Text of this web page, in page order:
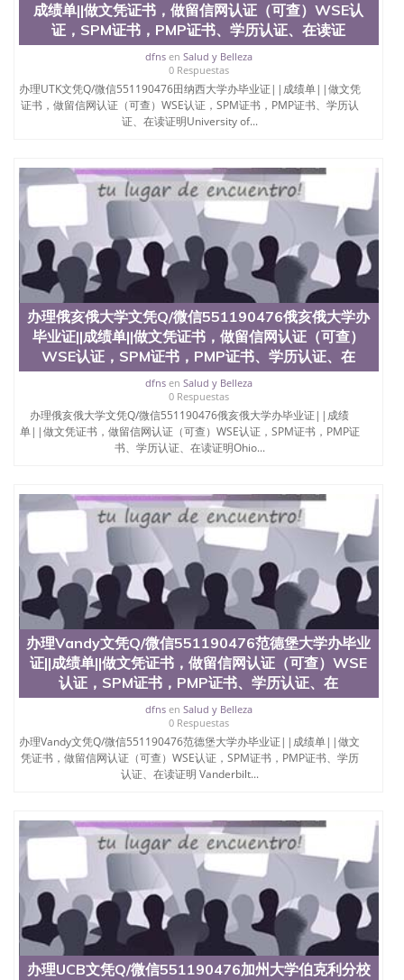
学院的毕业证成绩单所使用的材料，尺寸大小，防伪
结构（包括：水印，阴影底纹，钢印LOGO烫金烫
银，LOGO烫金烫银复合重叠。 文字图案浮雕，激光
镭射，紫外荧光，温感，复印防伪）都有原版本文凭
对照。质量得到了广大海外客户群体的认可，同时和
海外学校留学中介， 同时能做到与时俱进，及时掌握
各大院校的（毕业证，成绩单，资格证，学生卡，结
寸大小，纸张材质，防伪技术等等，并在时间收集到
原版实物，以求达到客户的需求。 我们的优势： 我
们在保证合理定价的同时，坚持较高性价比，通过品
质和效率不断优化，为您倾情诠释什么是高性价比。
咨询顾问：Sam q/微信:551190476 Q/微
信:551190476办理毕业证成绩单、教育部认证,录取通
知书，雅思，留学回国证明.
公司专业制作、办理、仿制、成绩单文凭、改成绩、
教育部学历学位认证、毕业证、成绩单、文凭、学历
文凭、假文凭假毕业证假学历书制作、假制作、办
理、仿制学位证书、毕业证文凭、文凭毕业证、毕业
证认证、留服认证、使馆认证、使馆证明、使馆留学
回国人员证明、留学生认证、学历认证、文凭认证学
位认证、留学生学历认证、留学生学位认证、英国文
凭学历、美国文凭学历、澳洲文凭学历、加拿大文凭
学历、新西兰学历认证等q:551190476 微信：
University）圣何塞州立大学毕业证（San Jose State
University）圣何塞州立大学成绩单（San Jose State
University）圣何塞州立大学成绩单（ San Jose State
University）圣何塞州立大学成绩单（San Jose State
University）成绩单圣何塞州立大学文凭（San Jose
State University）圣何塞州立大学（San Jose State
University）圣何塞州立大学（San Jose State
University）圣何塞州立大学（ San Jose State
University）圣何塞州立大学（San Jose State
University）圣何塞州立大学文凭（San Jose State
University）圣何塞州立大学文凭（San Jose State
University）文凭圣何塞州立大学文凭（San Jose
State University）圣何塞州立大学学历（ San Jose
State University）圣何塞州立大学学历（San Jose
State University）圣何塞州立大学学历（San Jose
State University）圣 塞州立大学学历（San Jose
State University）圣何塞州立大学（San Jose State
University）圣何塞州立大学（San Jose State
University）圣何塞州立大学（San Jose State
University）圣何塞州立大学学位证（San Jose State
University）圣何塞州立大学学位证（San Jose State
University）圣何塞州立大学学位证（San Jose State
University）圣何塞州立大学（San Jose State
University）圣何塞州立大学（San Jose State
University）圣何塞州立大学（San Jose State
University）圣何塞州立大学（San Jose State
University）圣何塞州立大学学位证（San Jose State
University）圣何塞州立大学学位证（San Jose State
成绩单||做文凭证书，做留信网认证（可查）WSE认
证，SPM证书，PMP证书、学历认证、在读证
dfnsen Salud y Belleza
0 Respuestas
办理UTK文凭Q/微信551190476田纳西大学办毕业证||成绩单||做文凭
证书，做留信网认证（可查）WSE认证，SPM证书，PMP证书、学历认
证、在读证明University of...
办理俄亥俄大学文凭Q/微信551190476俄亥俄大学办
毕业证||成绩单||做文凭证书，做留信网认证（可查）
WSE认证，SPM证书，PMP证书、学历认证、在
dfnsen Salud y Belleza
0 Respuestas
办理俄亥俄大学文凭Q/微信551190476俄亥俄大学办毕业证||成绩
单||做文凭证书，做留信网认证（可查）WSE认证，SPM证书，PMP证
书、学历认证、在读证明Ohio...
办理Vandy文凭Q/微信551190476范德堡大学办毕业
证||成绩单||做文凭证书，做留信网认证（可查）WSE
认证，SPM证书，PMP证书、学历认证、在
dfnsen Salud y Belleza
0 Respuestas
办理Vandy文凭Q/微信551190476范德堡大学办毕业证||成绩单||做文
凭证书，做留信网认证（可查）WSE认证，SPM证书，PMP证书、学历
认证、在读证明 Vanderbilt...
办理UCB文凭Q/微信551190476加州大学伯克利分校